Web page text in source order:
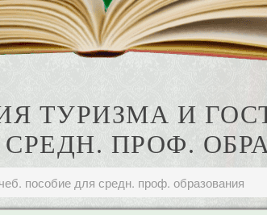
ТУРИЗМА И
ПРОФ.
пособие для средн. проф. образования